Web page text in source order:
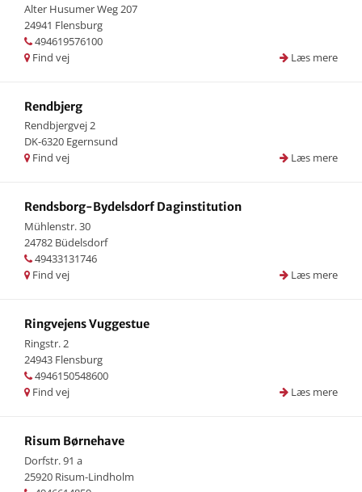
Alter Husumer Weg 207
24941 Flensburg
494619576100
Læs mere
Find vej
Rendbjerg
Rendbjergvej 2
DK-6320 Egernsund
Læs mere
Find vej
Rendsborg-Bydelsdorf Daginstitution
Mühlenstr. 30
24782 Büdelsdorf
49433131746
Læs mere
Find vej
Ringvejens Vuggestue
Ringstr. 2
24943 Flensburg
4946150548600
Læs mere
Find vej
Risum Børnehave
Dorfstr. 91 a
25920 Risum-Lindholm